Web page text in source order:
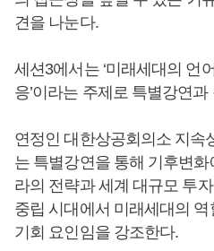
견을 나눈다.
세션3에서는 ‘미래세대의 언
응’이라는 주제로 특별강연
연정인 대한상공회의소 지속
는 특별강연을 통해 기후변
라의 전략과 세계 대규모 투
중립 시대에서 미래세대의
기회 요인임을 강조한다.